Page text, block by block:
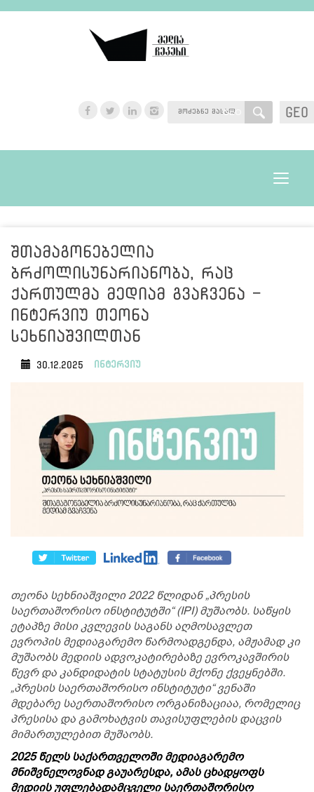
GEO
GEO
Toggle
შთამაგონებელია
ბრძოლისუნარიანობა, რაც
ქართულმა მედიამ გვაჩვენა -
ინტერვიუ თეონა
სეხნიაშვილთან
30.12.2025 ინტერვიუ
თეონა სეხნიაშვილი 2022 წლიდან „პრესის
საერთაშორისო ინსტიტუტში“ (IPI) მუშაობს. საწყის
ეტაპზე მისი კვლევის საგანს აღმოსავლეთ
ევროპის მედიაგარემო წარმოადგენდა, ამჟამად კი
მუშაობს მედიის ადვოკატირებაზე ევროკავშირის
წევრ და კანდიდატის სტატუსის მქონე ქვეყნებში.
„პრესის საერთაშორისო ინსტიტუტი“ ვენაში
მდებარე საერთაშორისო ორგანიზაციაა, რომელიც
პრესისა და გამოხატვის თავისუფლების დაცვის
მიმართულებით მუშაობს.
2025 წელს საქართველოში მედიაგარემო
მნიშვნელოვნად გაუარესდა, ამას ცხადყოფს
მედიის უფლებადამცველი საერთაშორისო